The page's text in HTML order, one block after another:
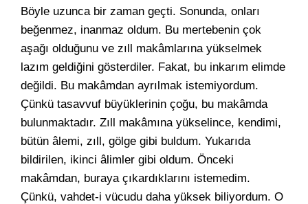
Böyle uzunca bir zaman geçti. Sonunda, onları
beğenmez, inanmaz oldum. Bu mertebenin çok
aşağı olduğunu ve zıll makâmlarına yükselmek
lazım geldiğini gösterdiler. Fakat, bu inkarım elimde
değildi. Bu makâmdan ayrılmak istemiyordum.
Çünkü tasavvuf büyüklerinin çoğu, bu makâmda
bulunmaktadır. Zıll makâmına yükselince, kendimi,
bütün âlemi, zıll, gölge gibi buldum. Yukarıda
bildirilen, ikinci âlimler gibi oldum. Önceki
makâmdan, buraya çıkardıklarını istemedim.
Çünkü, vahdet-i vücudu daha yüksek biliyordum. O